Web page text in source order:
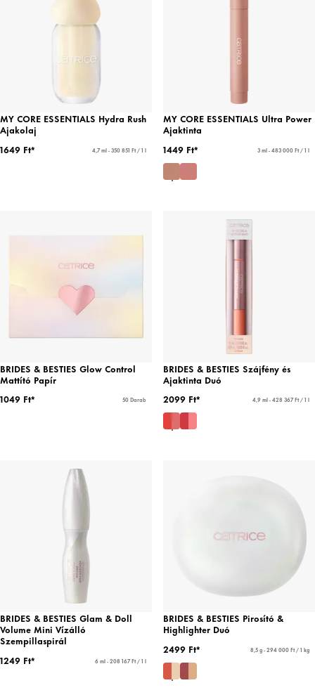
MY CORE ESSENTIALS Hydra Rush
Ajakolaj
1649 Ft*
4,7 ml - 350 851 Ft / 1 l
MY CORE ESSENTIALS Ultra Power
Ajaktinta
1449 Ft*
3 ml - 483 000 Ft / 1 l
BRIDES & BESTIES Glow Control
Mattító Papír
1049 Ft*
50 Darab
BRIDES & BESTIES Szájfény és
Ajaktinta Duó
2099 Ft*
4,9 ml - 428 367 Ft / 1 l
BRIDES & BESTIES Glam & Doll
Volume Mini Vízálló
Szempillaspirál
1249 Ft*
6 ml - 208 167 Ft / 1 l
BRIDES & BESTIES Pirosító &
Highlighter Duó
2499 Ft*
8,5 g - 294 000 Ft / 1 kg